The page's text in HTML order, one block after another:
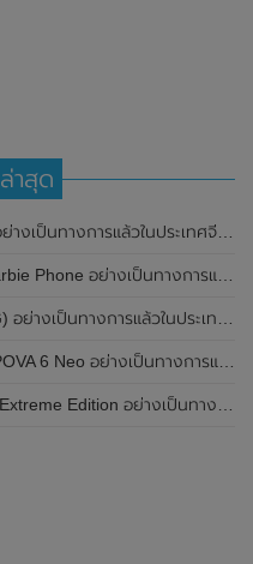
าสุด
นทาน และแบตเตอรี่สุดอึดขนาดใหญ่ 6,500mAh พร้อมรองรับการชาร์จไว 80W
างเป็นทางการแล้ว มาพร้อมธีมสีชมพูสดใส
เป็นทางการแล้วในประเทศอินเดีย
ทางการแล้วในประเทศไทย ในราคา 8,499 บาท
อย่างเป็นทางการแล้วในประเทศจีน